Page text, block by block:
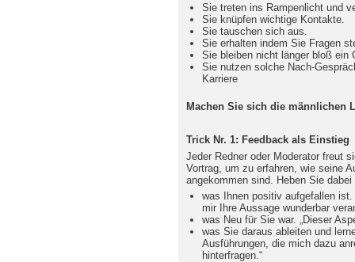
Sie treten ins Rampenlicht und
Sie knüpfen wichtige Kontakte.
Sie tauschen sich aus.
Sie erhalten indem Sie Fragen
Sie bleiben nicht länger bloß ein
Sie nutzen solche Nach-
Karriere
Machen Sie sich die männlichen
Trick Nr. 1: Feedback als Einstieg
Jeder Redner oder Moderator freut
Vortrag, um zu erfahren, wie seine
angekommen sind. Heben Sie dabei
was Ihnen positiv aufgefallen
mir Ihre Aussage wunderbar
was Neu für Sie war. „Dieser
was Sie daraus ableiten und
Ausführungen, die mich dazu
hinterfragen.“